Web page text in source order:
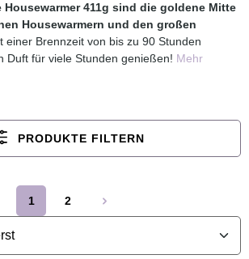
Housewarmer 411g sind die goldene Mitte
Housewarmern und den großen
einer Brennzeit von bis zu 90 Stunden
Duft für viele Stunden genießen! Mehr
PRODUKTE FILTERN
Seite
1
Seite
2